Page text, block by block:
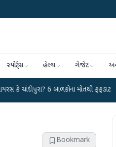
સ્પોર્ટ્સ હેલ્થ ગેજેટ
બાળકોના મોતથી ફફડાટ ● હવામાન
Bookmark